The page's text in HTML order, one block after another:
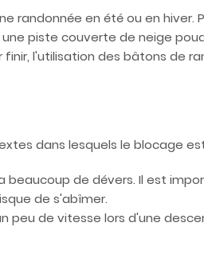
randonnée en été ou en hiver.
piste couverte de neige
l'utilisation des bâtons de
dans lesquels le blocage
de dévers. Il est
de s'abîmer.
peu de vitesse lors d'une